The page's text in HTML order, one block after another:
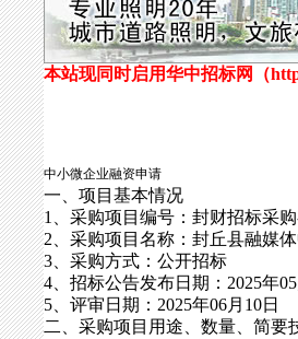
本站现同时启用华中招标网（
中小微企业融资申请
一、项目基本情况
1、采购项目编号：封财招标采购
2、采购项目名称：封丘县融媒
3、采购方式：公开招标
4、招标公告发布日期：2025年05
5、评审日期：2025年06月10日
二、采购项目用途、数量、简要